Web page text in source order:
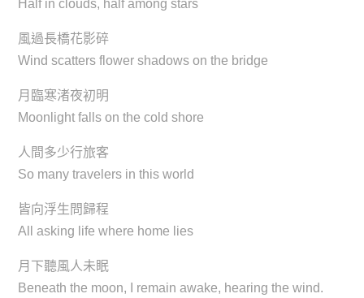
Half in clouds, half among stars
風過長橋花影碎
Wind scatters flower shadows on the bridge
月臨寒渚夜初明
Moonlight falls on the cold shore
人間多少行旅客
So many travelers in this world
皆向浮生問歸程
All asking life where home lies
月下聽風人未眠
Beneath the moon, I remain awake, hearing the wind.